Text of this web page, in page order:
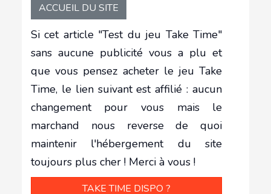
ACCUEIL DU SITE
Si cet article "Test du jeu Take Time"
sans aucune publicité vous a plu et
que vous pensez acheter le jeu Take
Time, le lien suivant est affilié : aucun
changement pour vous mais le
marchand nous reverse de quoi
maintenir l'hébergement du site
toujours plus cher ! Merci à vous !
TAKE TIME DISPO ?